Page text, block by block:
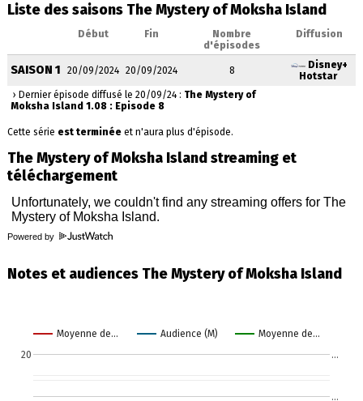
Liste des saisons The Mystery of Moksha Island
Début Fin
Nombre
d'épisodes
Diffusion
SAISON 1 20/09/2024 20/09/2024 8
Disney+
Hotstar
› Dernier épisode diffusé le 20/09/24 : The Mystery of
Moksha Island 1.08 : Episode 8
Cette série est terminéeet n'aura plus d'épisode.
The Mystery of Moksha Island streaming et
téléchargement
Powered by
Notes et audiences The Mystery of Moksha Island
Moyenne de… Audience (M) Moyenne de…
20
…
…